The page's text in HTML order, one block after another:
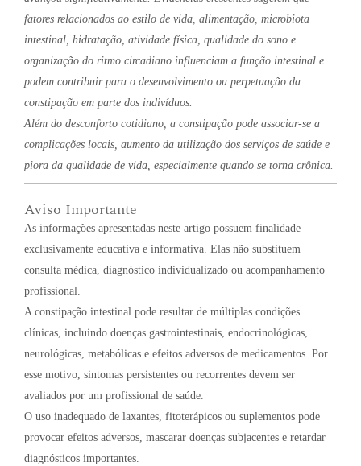
fatores relacionados ao estilo de vida, alimentação, microbiota
intestinal, hidratação, atividade física, qualidade do sono e
organização do ritmo circadiano influenciam a função intestinal e
podem contribuir para o desenvolvimento ou perpetuação da
constipação em parte dos indivíduos.
Além do desconforto cotidiano, a constipação pode associar-se a
complicações locais, aumento da utilização dos serviços de saúde e
piora da qualidade de vida, especialmente quando se torna crônica.
Aviso Importante
As informações apresentadas neste artigo possuem finalidade
exclusivamente educativa e informativa. Elas não substituem
consulta médica, diagnóstico individualizado ou acompanhamento
profissional.
A constipação intestinal pode resultar de múltiplas condições
clínicas, incluindo doenças gastrointestinais, endocrinológicas,
neurológicas, metabólicas e efeitos adversos de medicamentos. Por
esse motivo, sintomas persistentes ou recorrentes devem ser
avaliados por um profissional de saúde.
O uso inadequado de laxantes, fitoterápicos ou suplementos pode
provocar efeitos adversos, mascarar doenças subjacentes e retardar
diagnósticos importantes.